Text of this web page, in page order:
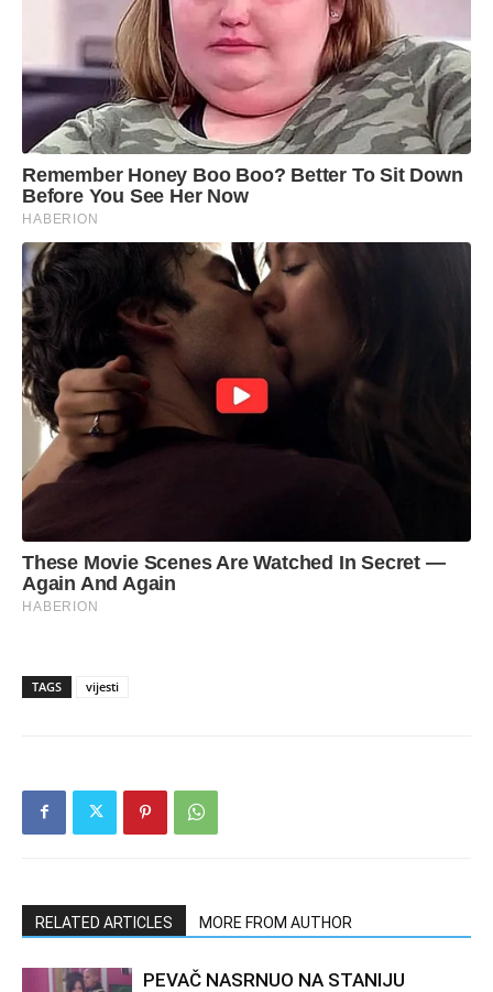
TAGS vijesti
RELATED ARTICLES MORE FROM AUTHOR
PEVAČ NASRNUO NA STANIJU